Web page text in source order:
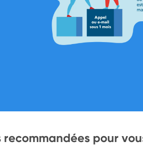
recommandées pour